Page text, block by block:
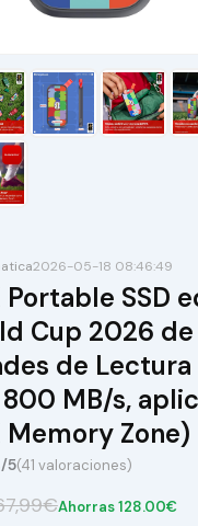
2026-05-18 08:46:49
Portable SSD
Cup 2026 de
de
MB/s,
Memory Zone)
5(41 valoraciones)
Ahorras 128.00€